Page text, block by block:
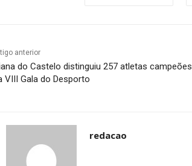
anterior
do Castelo distinguiu 257 atletas campeões
VIII Gala do Desporto
redacao